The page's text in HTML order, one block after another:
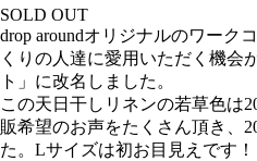
SOLD OUT
drop aroundオリジナルのワーク
くりの人達に愛用いただく機会
ト」に改名しました。
この天日干しリネンの若草色は
販希望のお声をたくさん頂き、
た。Lサイズは初お目見えです！